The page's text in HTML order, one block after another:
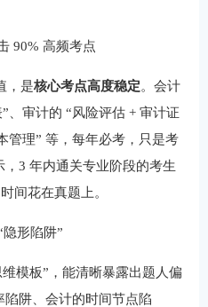
90% 高频考点
，是核心考点高度稳定。会计
、审计的 “风险评估 + 审计证
管理” 等，每年必考，只是考
3 年内通关专业阶段的考生
间花在真题上。
形陷阱”
模板”，能清晰暴露出题人偏
阱、会计的时间节点陷